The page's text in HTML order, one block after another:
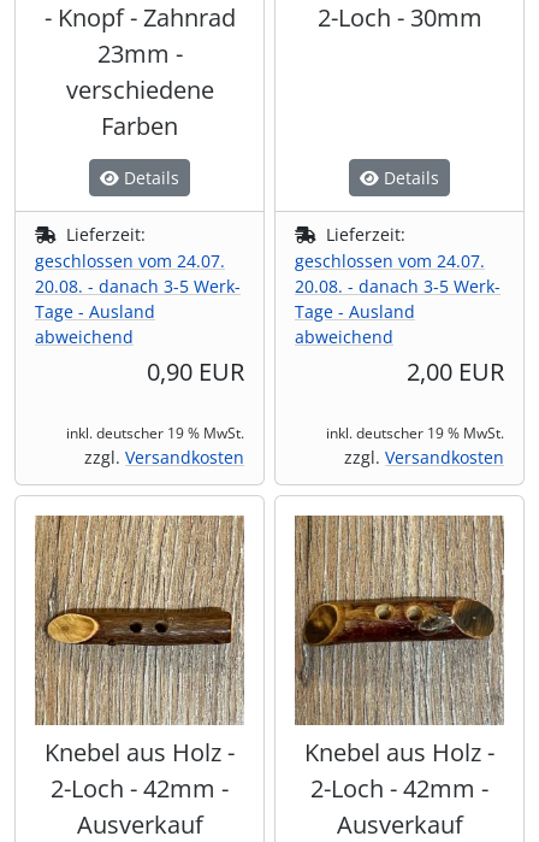
- Knopf - Zahnrad
23mm -
verschiedene
Farben
Details
Lieferzeit:
geschlossen vom 24.07.
20.08. - danach 3-5 Werk-
Tage - Ausland
abweichend
0,90 EUR
inkl. deutscher 19 % MwSt.
zzgl. Versandkosten
2-Loch - 30mm
Details
Lieferzeit:
geschlossen vom 24.07.
20.08. - danach 3-5 Werk-
Tage - Ausland
abweichend
2,00 EUR
inkl. deutscher 19 % MwSt.
zzgl. Versandkosten
Knebel aus Holz -
2-Loch - 42mm -
Ausverkauf
Knebel aus Holz -
2-Loch - 42mm -
Ausverkauf